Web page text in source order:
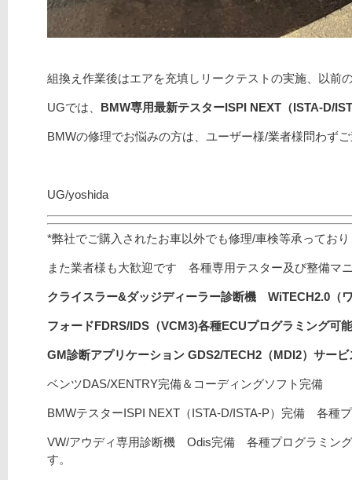
組換え作業後はエアを充填しリークテストの実施、以前
UGでは、 BMW専用最新テスターISPI NEXT（ISTA-D/
BMWの修理でお悩みの方は、ユーザー様/業者様問わず
UG/yoshida
*弊社でご購入されたお車以外でも修理/車検等承ってお
また業者様も大歓迎です 各種専用テスター及び整備マ
クライスラー&ダッジディーラー診断機 WiTECH2.0（
フォードFDRS/IDS（VCM3)各種ECUプログラミング可
GM診断アプリケーション GDS2/TECH2（MDI2）サー
ベンツDAS/XENTRY完備＆コーディングソフト完備
BMWテスターISPI NEXT（ISTA-D/ISTA-P）完備 各種
VW/アウディ専用診断機 Odis完備 各種プログラミン
す。